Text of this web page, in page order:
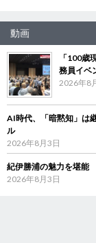
動画
「100
務員イベ
2026年8
AI時代、「暗黙知」は
ル
2026年8月3日
紀伊勝浦の魅力を堪能
2026年8月3日